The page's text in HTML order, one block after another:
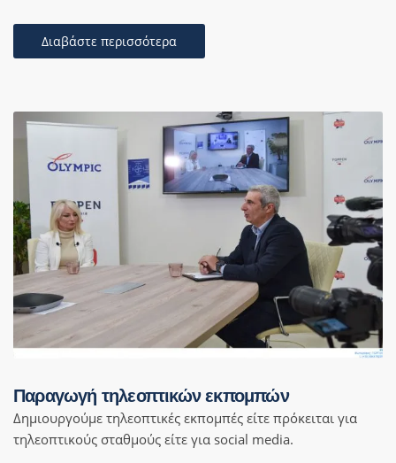
Διαβάστε περισσότερα
Παραγωγή τηλεοπτικών εκπομπών
Δημιουργούμε τηλεοπτικές εκπομπές είτε πρόκειται για
τηλεοπτικούς σταθμούς είτε για social media.